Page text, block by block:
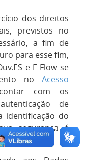
dos direitos
previstos no
a fim de
para esse fim,
e E-Flow se
no Acesso
com os
de
identificação do
segurança é